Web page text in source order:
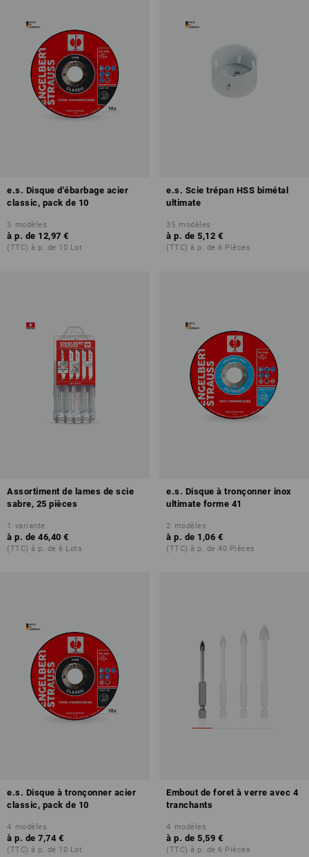
e.s. Disque d'ébarbage acier
classic, pack de 10
3 modèles
à p. de 12,97 €
(TTC) à p. de 10 Lot
e.s. Scie trépan HSS bimétal
ultimate
35 modèles
à p. de 5,12 €
(TTC) à p. de 6 Pièces
Assortiment de lames de scie
sabre, 25 pièces
1 variante
à p. de 46,40 €
(TTC) à p. de 6 Lots
e.s. Disque à tronçonner inox
ultimate forme 41
2 modèles
à p. de 1,06 €
(TTC) à p. de 40 Pièces
e.s. Disque à tronçonner acier
classic, pack de 10
4 modèles
à p. de 7,74 €
(TTC) à p. de 10 Lot
Embout de foret à verre avec 4
tranchants
4 modèles
à p. de 5,59 €
(TTC) à p. de 6 Pièces